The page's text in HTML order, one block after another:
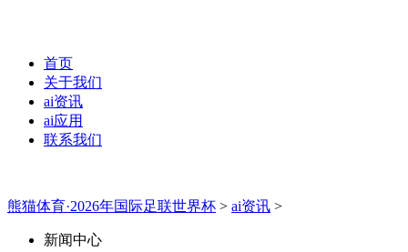
首页
关于我们
ai资讯
ai应用
联系我们
熊猫体育·2026年国际足联世界杯 > ai资讯 >
新闻中心